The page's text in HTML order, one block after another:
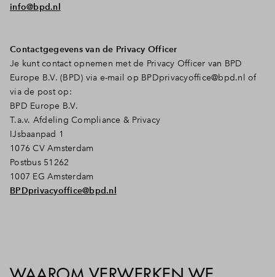
info@bpd.nl
Contactgegevens van de Privacy Officer
Je kunt contact opnemen met de Privacy Officer van BPD
Europe B.V. (BPD) via e-mail op BPDprivacyoffice@bpd.nl of
via de post op:
BPD Europe B.V.
T.a.v. Afdeling Compliance & Privacy
IJsbaanpad 1
1076 CV Amsterdam
Postbus 51262
1007 EG Amsterdam
BPDprivacyoffice@bpd.nl